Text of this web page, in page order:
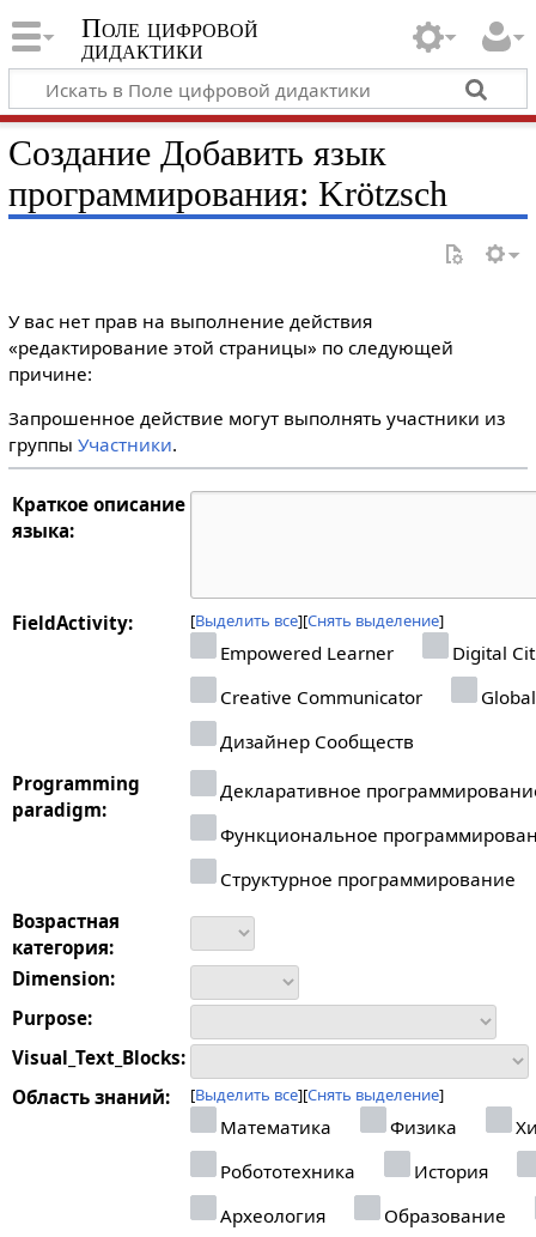
Поле цифровой
дидактики
Создание Добавить язык
программирования: Krötzsch
У вас нет прав на выполнение действия
«редактирование этой страницы» по следующей
причине:
Запрошенное действие могут выполнять участники из
группы Участники.
Краткое описание
языка:
FieldActivity: Выделить все Снять выделение
Empowered Learner
Digital
Creative Communicator
Дизайнер Сообществ
Programming
paradigm:
Декларативное
Функциональное
Структурное программирование
Возрастная
категория:
Dimension:
Purpose:
Visual_Text_Blocks:
Область знаний:
Выделить все Снять выделение
Математика Физика
Робототехника
История
Археология
Образование